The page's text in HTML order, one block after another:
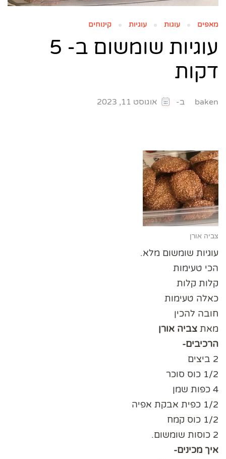
מאפים עוגות עוגיות קינוחים
עוגיות שומשום ב- 5
דקות
baken ב- אוגוסט 11, 2023
צביה אורן
עוגיות שומשום מלא.
הכי טעימות
קלות קלות
כאלה טעימות
חובה להכין
מאת צביה אורן
הרכיבים-
2 ביצים
1/2 כוס סוכר
4 כפות שמן
1/2 כפית אבקת אפיה
1/2 כוס קמח
2 כוסות שומשום.
איך מכינים-